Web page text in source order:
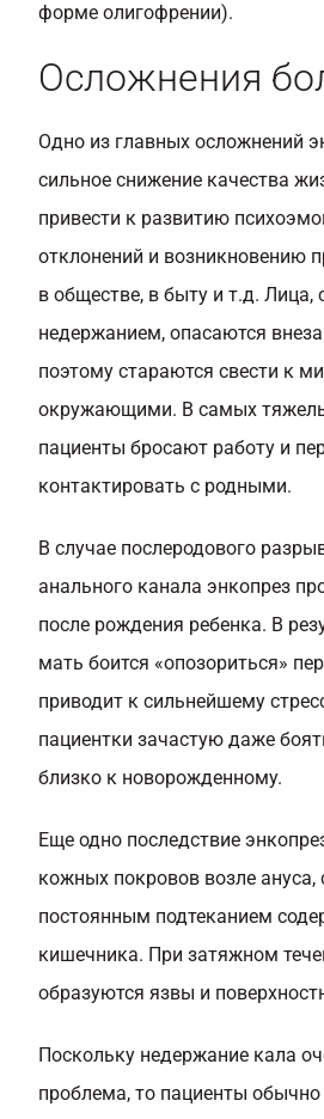
форме олигофрении).
Осложнения
Одно из главных осложнений
сильное снижение качества
привести к развитию
отклонений и возникновению
в обществе, в быту и т.д.
недержанием, опасаются
поэтому стараются свести к
окружающими. В самых
пациенты бросают работу и
контактировать с родными.
В случае послеродового
анального канала энкопрез
после рождения ребенка. В
мать боится «опозориться»
приводит к сильнейшему
пациентки зачастую даже
близко к новорожденному.
Еще одно последствие
кожных покровов возле ануса,
постоянным подтеканием
кишечника. При затяжном
образуются язвы и
Поскольку недержание кала
проблема, то пациенты обычно